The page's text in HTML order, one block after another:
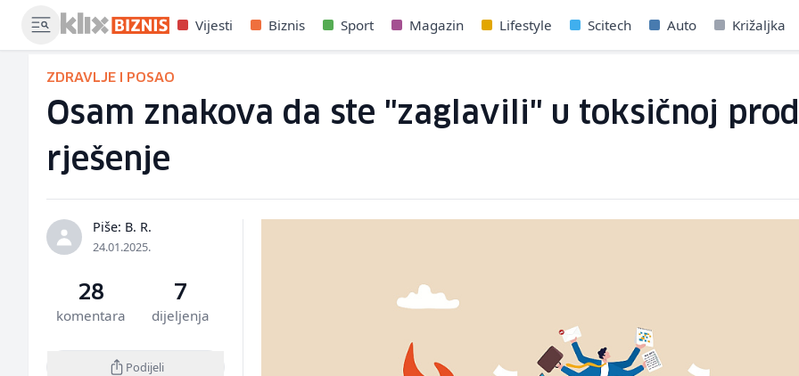
Vijesti Biznis Sport Magazin Lifestyle Scitech Auto Križaljka
ZDRAVLJE I POSAO
Osam znakova da ste "zaglavili" u toksičnoj
rješenje
Piše: B. R.
24.01.2025.
28
komentara
7
dijeljenja
Podijeli